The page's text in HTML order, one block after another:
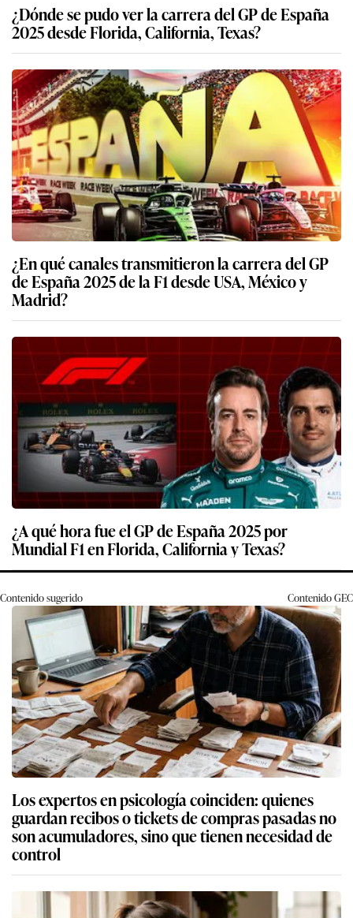
¿Dónde se pudo ver la carrera del GP de España
2025 desde Florida, California, Texas?
¿En qué canales transmitieron la carrera del GP
de España 2025 de la F1 desde USA, México y
Madrid?
¿A qué hora fue el GP de España 2025 por
Mundial F1 en Florida, California y Texas?
Contenido sugerido ContenidoGEC
Los expertos en psicología coinciden: quienes
guardan recibos o tickets de compras pasadas no
son acumuladores, sino que tienen necesidad de
control